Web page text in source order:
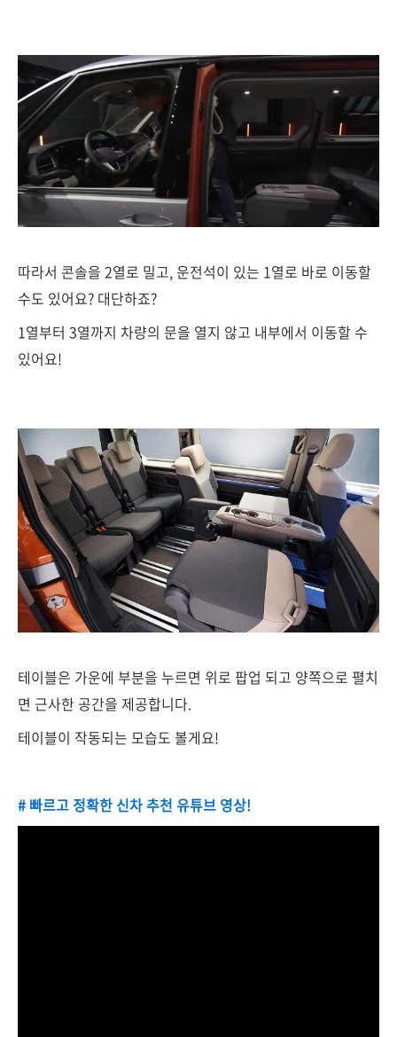
따라서 콘솔을 2열로 밀고, 운전석이 있는 1열로 바로 이동할
수도 있어요? 대단하죠?
1열부터 3열까지 차량의 문을 열지 않고 내부에서 이동할 수
있어요!
테이블은 가운에 부분을 누르면 위로 팝업 되고 양쪽으로 펼치
면 근사한 공간을 제공합니다.
테이블이 작동되는 모습도 볼게요!
# 빠르고 정확한 신차 추천 유튜브 영상!